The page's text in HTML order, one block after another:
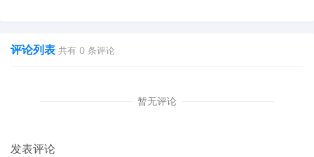
评论列表 共有 0 条评论
暂无评论
发表评论